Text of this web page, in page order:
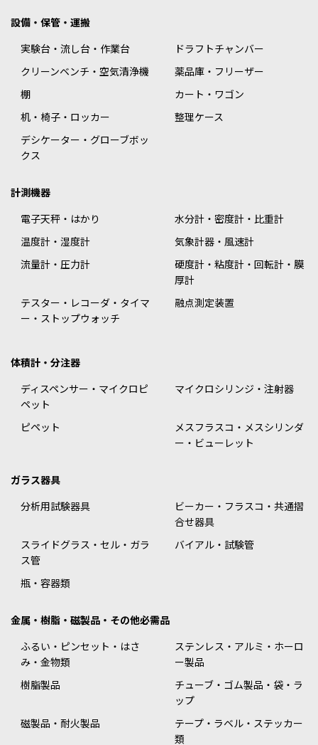
設備・保管・運搬
実験台・流し台・作業台
ドラフトチャンバー
クリーンベンチ・空気清浄機
薬品庫・フリーザー
棚
カート・ワゴン
机・椅子・ロッカー
整理ケース
デシケーター・グローブボッ
クス
計測機器
電子天秤・はかり
水分計・密度計・比重計
温度計・湿度計
気象計器・風速計
流量計・圧力計
硬度計・粘度計・回転計・膜
厚計
テスター・レコーダ・タイマ
ー・ストップウォッチ
融点測定装置
体積計・分注器
ディスペンサー・マイクロピ
ペット
マイクロシリンジ・注射器
ピペット
メスフラスコ・メスシリンダ
ー・ビューレット
ガラス器具
分析用試験器具
ビーカー・フラスコ・共通摺
合せ器具
スライドグラス・セル・ガラ
ス管
バイアル・試験管
瓶・容器類
金属・樹脂・磁製品・その他必需品
ふるい・ピンセット・はさ
み・金物類
ステンレス・アルミ・ホーロ
ー製品
樹脂製品
チューブ・ゴム製品・袋・ラ
ップ
磁製品・耐火製品
テープ・ラベル・ステッカー
類